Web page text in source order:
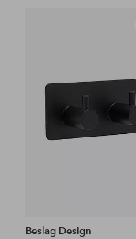
Beslag Design